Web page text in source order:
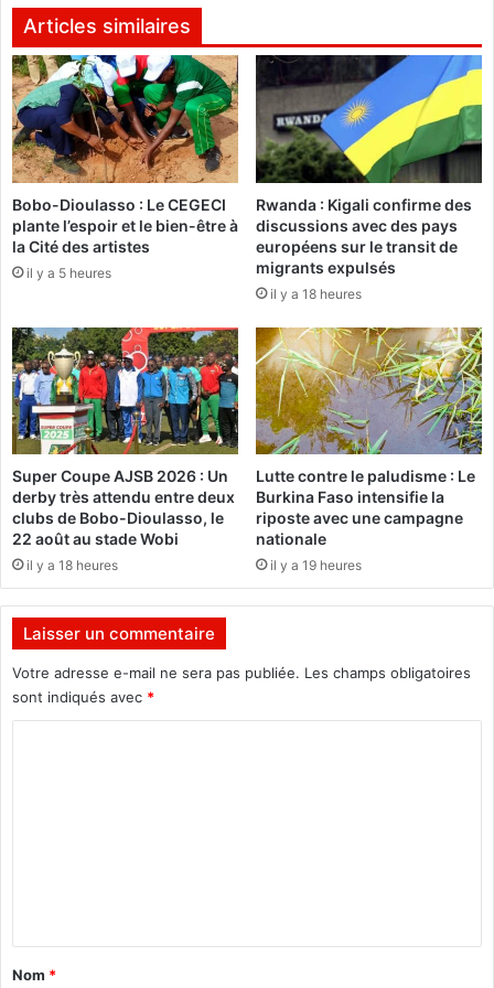
m
e
u
r
d
e
s
o
l
d
s
b
u
r
k
i
n
a
b
è
:
«
a
c
u
n
e
t
j
a
x
d
e
s
i
o
Articles similaires
Bobo-Dioulasso : Le CEGECI
plante l’espoir et le bien-être à
la Cité des artistes
il y a 5 heures
Rwanda : Kigali confirme des
discussions avec des pays
européens sur le transit de
migrants expulsés
il y a 18 heures
Super Coupe AJSB 2026 : Un
derby très attendu entre deux
clubs de Bobo-Dioulasso, le
22 août au stade Wobi
il y a 18 heures
Lutte contre le paludisme : Le
Burkina Faso intensifie la
riposte avec une campagne
nationale
il y a 19 heures
Laisser un commentaire
Votre adresse e-mail ne sera pas publiée. Les champs obligatoires
sont indiqués avec *
a
Nom *